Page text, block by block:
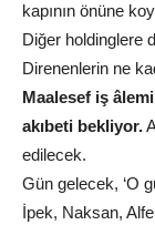
kapının önüne
Diğer holdinglere
Direnenlerin ne
Maalesef iş
akıbeti bekliyor.
edilecek.
Gün gelecek, ‘O
İpek, Naksan,